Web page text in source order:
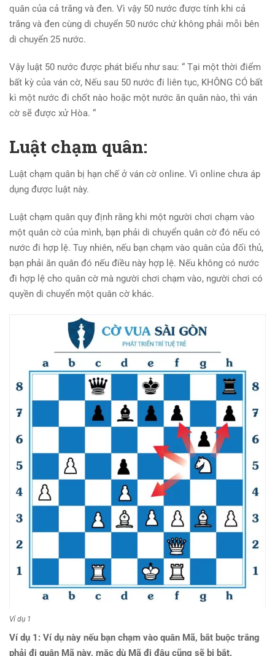
quân của cả trắng và đen. Vì vậy 50 nước được tính khi cả
trắng và đen cùng di chuyển 50 nước chứ không phải mỗi bên
di chuyển 25 nước.
Vậy luật 50 nước được phát biểu như sau: “ Tại một thời điểm
bất kỳ của ván cờ, Nếu sau 50 nước đi liên tục, KHÔNG CÓ bất
kì một nước đi chốt nào hoặc một nước ăn quân nào, thì ván
cờ sẽ được xử Hòa. “
Luật chạm quân:
Luật chạm quân bị hạn chế ở ván cờ online. Vì online chưa áp
dụng được luật này.
Luật chạm quân quy định rằng khi một người chơi chạm vào
một quân cờ của mình, bạn phải di chuyển quân cờ đó nếu có
nước đi hợp lệ. Tuy nhiên, nếu bạn chạm vào quân của đối thủ,
bạn phải ăn quân đó nếu điều này hợp lệ. Nếu không có nước
đi hợp lệ cho quân cờ mà người chơi chạm vào, người chơi có
quyền di chuyển một quân cờ khác.
Ví dụ 1
Ví dụ 1: Ví dụ này nếu bạn chạm vào quân Mã, bắt buộc trắng
phải đi quân Mã này, mặc dù Mã đi đâu cũng sẽ bị bắt.